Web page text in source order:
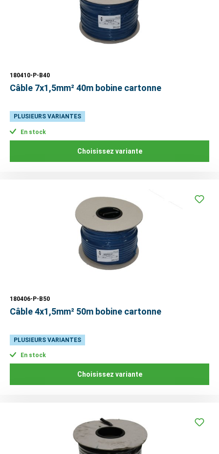
180410-P-B40
Câble 7x1,5mm² 40m bobine cartonne
PLUSIEURS VARIANTES
En stock
Choisissez variante
180406-P-B50
Câble 4x1,5mm² 50m bobine cartonne
PLUSIEURS VARIANTES
En stock
Choisissez variante